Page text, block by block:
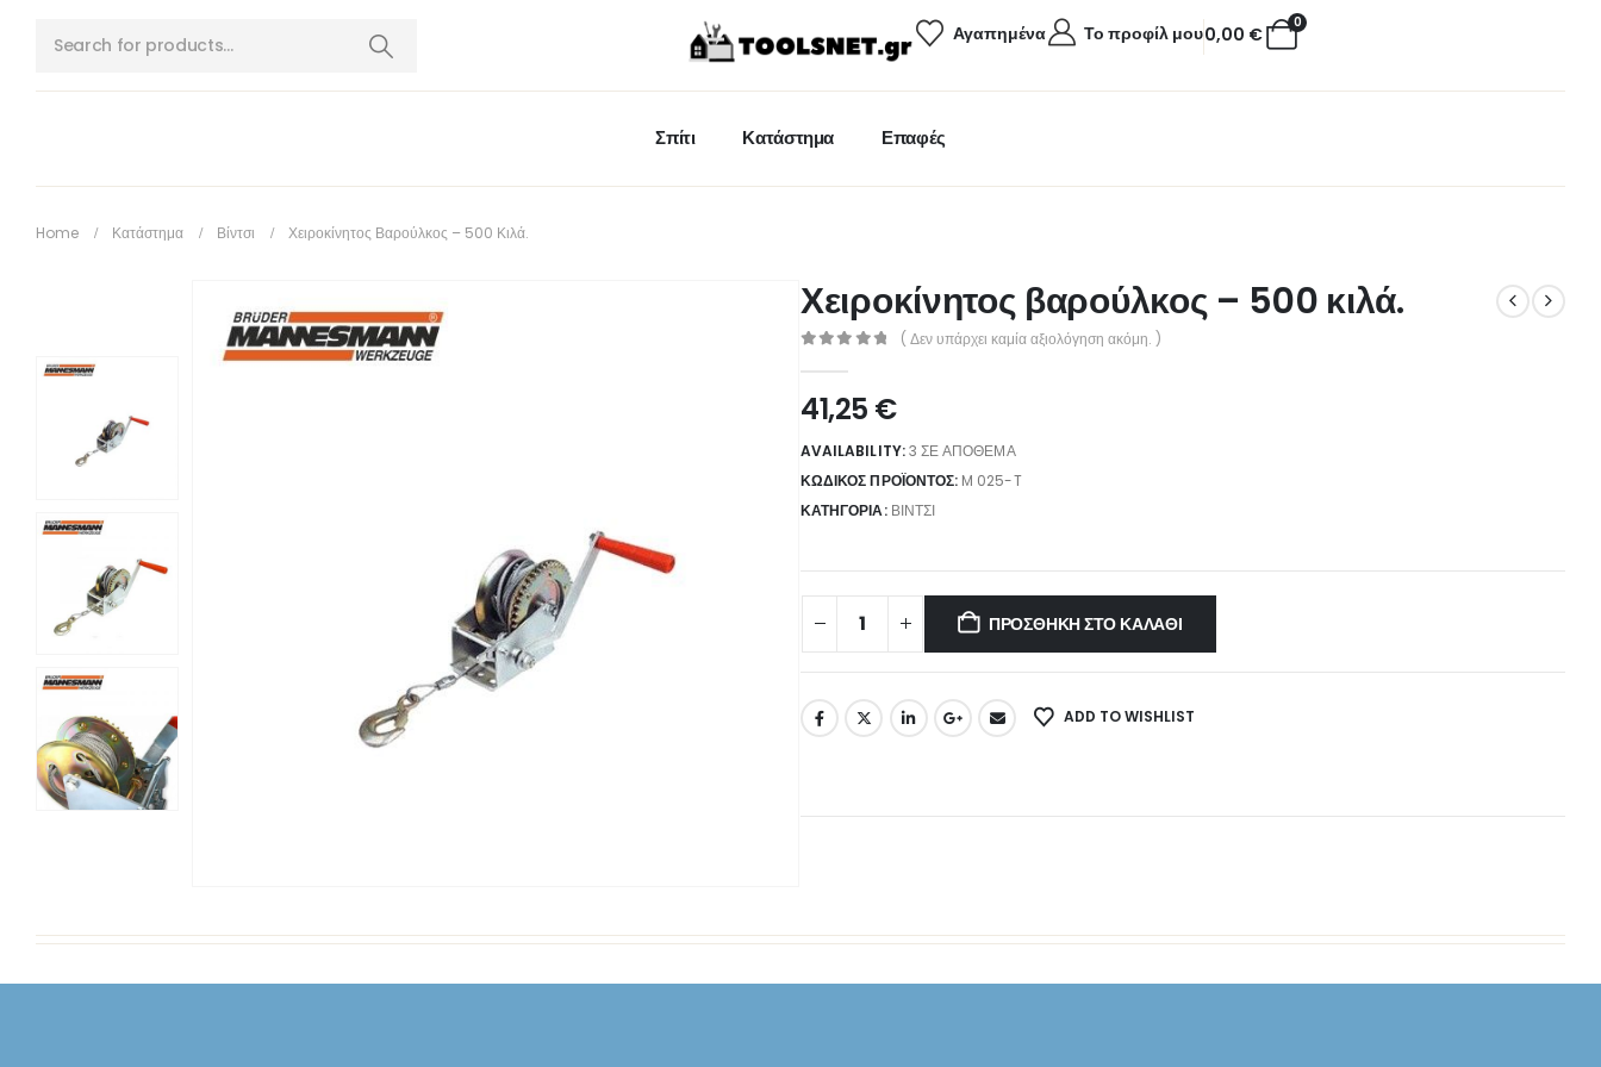
Αγαπημένα Το προφίλ μου 0
0,00 €
Σπίτι Κατάστημα Επαφές
Home Κατάστημα Βίντσι Χειροκίνητος Βαρούλκος – 500 Κιλά.
Χειροκίνητος βαρούλκος – 500 κιλά.
( Δεν υπάρχει καμία αξιολόγηση ακόμη. )
41,25 €
AVAILABILITY:3 ΣΕ ΑΠΌΘΕΜΑ
ΚΩΔΙΚΌΣ ΠΡΟΪΌΝΤΟΣ: M 025-T
ΚΑΤΗΓΟΡΊΑ: ΒΊΝΤΣΙ
ΠΡΟΣΘΉΚΗ ΣΤΟ ΚΑΛΆΘΙ
ADD TO WISHLIST